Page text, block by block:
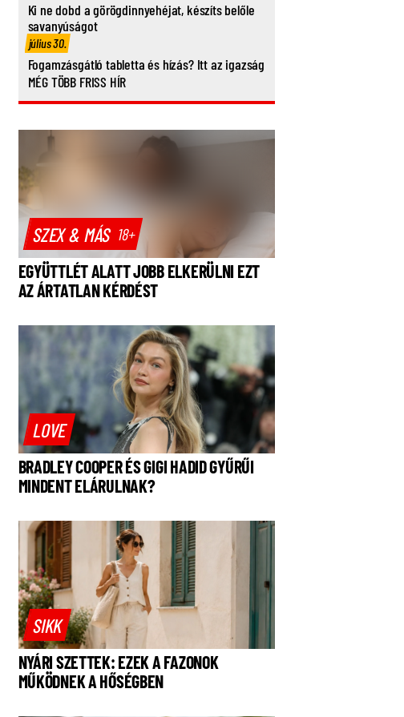
Ki ne dobd a görögdinnyehéjat, készíts belőle
savanyúságot
július 30.
Fogamzásgátló tabletta és hízás? Itt az igazság
MÉG TÖBB FRISS HÍR
SZEX & MÁS 18+
EGYÜTTLÉT ALATT JOBB ELKERÜLNI EZT
AZ ÁRTATLAN KÉRDÉST
LOVE
BRADLEY COOPER ÉS GIGI HADID GYŰRŰI
MINDENT ELÁRULNAK?
SIKK
NYÁRI SZETTEK: EZEK A FAZONOK
MŰKÖDNEK A HŐSÉGBEN